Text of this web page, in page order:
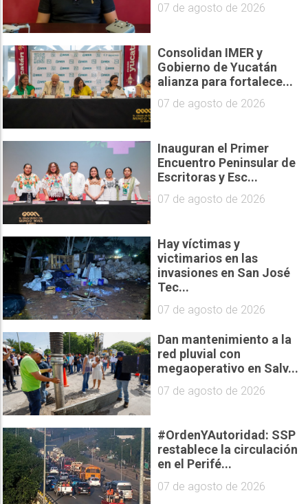
07 de agosto de 2026
Consolidan IMER y
Gobierno de Yucatán
alianza para fortalece...
07 de agosto de 2026
Inauguran el Primer
Encuentro Peninsular de
Escritoras y Esc...
07 de agosto de 2026
Hay víctimas y
victimarios en las
invasiones en San José
Tec...
07 de agosto de 2026
Dan mantenimiento a la
red pluvial con
megaoperativo en Salv...
07 de agosto de 2026
#OrdenYAutoridad: SSP
restablece la circulación
en el Perifé...
07 de agosto de 2026